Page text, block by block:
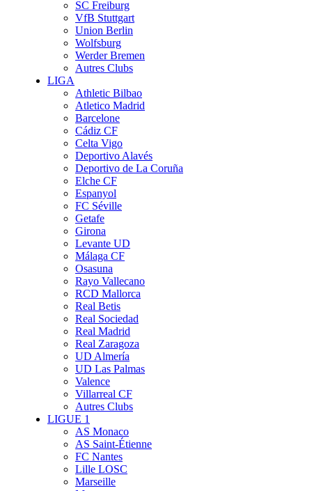
SC Freiburg
VfB Stuttgart
Union Berlin
Wolfsburg
Werder Bremen
Autres Clubs
LIGA
Athletic Bilbao
Atletico Madrid
Barcelone
Cádiz CF
Celta Vigo
Deportivo Alavés
Deportivo de La Coruña
Elche CF
Espanyol
FC Séville
Getafe
Girona
Levante UD
Málaga CF
Osasuna
Rayo Vallecano
RCD Mallorca
Real Betis
Real Sociedad
Real Madrid
Real Zaragoza
UD Almería
UD Las Palmas
Valence
Villarreal CF
Autres Clubs
LIGUE 1
AS Monaco
AS Saint-Étienne
FC Nantes
Lille LOSC
Marseille